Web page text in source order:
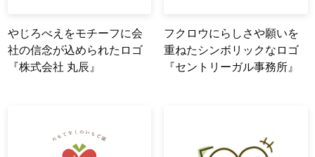
やじろべえをモチーフに会
社の信念が込められたロゴ
『株式会社 丸辰』
フクロウにらしさや願いを
重ねたシンボリックなロゴ
『セントリーガル事務所』